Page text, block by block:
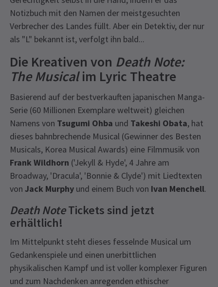
Notizbuch mit den Namen der meistgesuchten
Verbrecher des Landes füllt. Aber ein Detektiv, der nur
als "L" bekannt ist, verfolgt ihn bald...
Die Kreativen von Death Note:
The Musicalim Lyric Theatre
Basierend auf der bestverkauften japanischen Manga-
Serie (60 Millionen Exemplare weltweit) gleichen
Namens von Tsugumi Ohba und Takeshi Obata, hat
dieses bahnbrechende Musical (Gewinner des Besten
Musicals, Korea Musical Awards) eine Filmmusik von
Frank Wildhorn ('Jekyll & Hyde', 4 Jahre am
Broadway, 'Dracula', 'Bonnie & Clyde') mit Liedtexten
von Jack Murphy und einem Buch von Ivan Menchell.
Death NoteTickets sind jetzt
erhältlich!
Im Mittelpunkt steht dieses fesselnde Musical um
Gedankenspiele und einen unerbittlichen
physikalischen Kampf und ist voller komplexer Figuren
und zum Nachdenken anregenden ethischer